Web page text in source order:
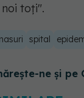
toți".
spital
ne și pe